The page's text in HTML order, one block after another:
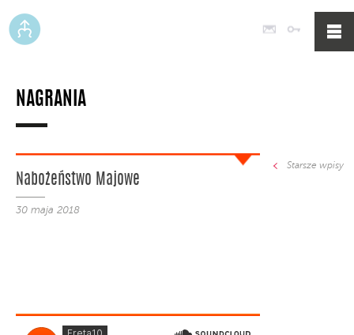
Poczta
NAGRANIA
Nabożeństwo Majowe
30 maja 2018
Starsze wpisy